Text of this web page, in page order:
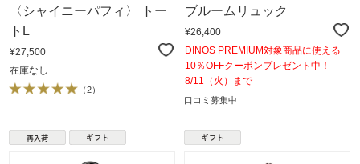
〈シャイニーパフィ〉 トー
トL
¥27,500
在庫なし
（2）
ブルームリュック
¥26,400
DINOS PREMIUM対象商品に使える
10％OFFクーポンプレゼント中！
8/11（火）まで
口コミ募集中